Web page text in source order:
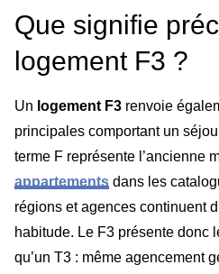
Que signifie
logement F3 ?
Un logement F3 renvoie
principales comportant un
terme F représente l’ancienne
appartements dans les
régions et agences continuent
habitude. Le F3 présente donc
qu’un T3 : même agencement